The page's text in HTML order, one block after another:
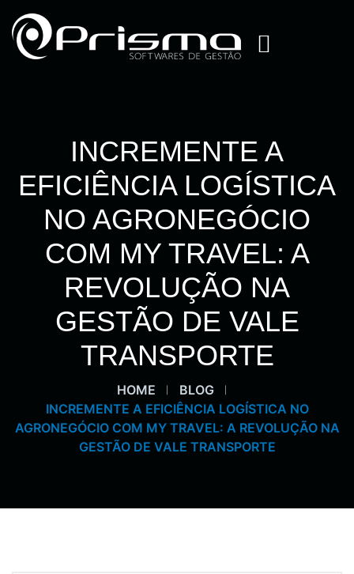
INCREMENTE A
EFICIÊNCIA LOGÍSTICA
NO AGRONEGÓCIO
COM MY TRAVEL: A
REVOLUÇÃO NA
GESTÃO DE VALE
TRANSPORTE
HOME
BLOG
INCREMENTE A EFICIÊNCIA LOGÍSTICA NO
AGRONEGÓCIO COM MY TRAVEL: A REVOLUÇÃO NA
GESTÃO DE VALE TRANSPORTE